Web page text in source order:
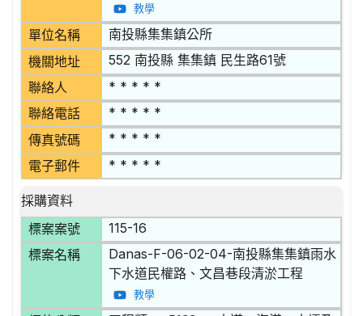
教學
單位名稱 南投縣集集鎮公所
機關地址 552 南投縣 集集鎮 民生路61號
聯絡人 * * * * *
聯絡電話 * * * * *
傳真號碼 * * * * *
電子郵件 * * * * *
採購資料
標案案號
115-16
標案名稱
Danas-F-06-02-04-南投縣集集鎮雨水
下水道民權路、文昌巷段清淤工程
教學